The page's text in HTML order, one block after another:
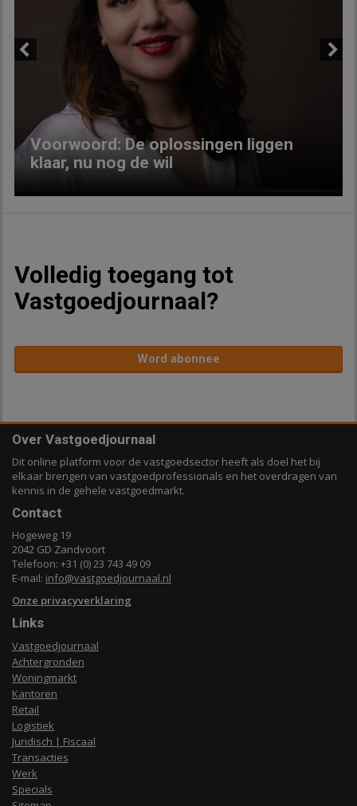
Voorwoord: De oplossingen liggen
klaar, nu nog de wil
Volledig toegang tot
Vastgoedjournaal?
Word abonnee
Over Vastgoedjournaal
Dit online platform voor de vastgoedsector heeft als doel het bij
elkaar brengen van vastgoedprofessionals en het overdragen van
kennis in de gehele vastgoedmarkt.
Contact
Hogeweg 19
2042 GD Zandvoort
Telefoon: +31 (0) 23 743 49 09
E-mail: info@vastgoedjournaal.nl
Onze privacyverklaring
Links
Vastgoedjournaal
Achtergronden
Woningmarkt
Kantoren
Retail
Logistiek
Juridisch | Fiscaal
Transacties
Werk
Specials